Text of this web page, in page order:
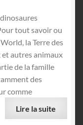
tout savoir ou
la Terre des
et autres animaux
de la famille
des
comme
Lire la suite